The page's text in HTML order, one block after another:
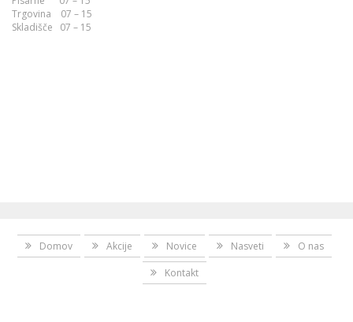
Trgovina 07 – 15
Skladišče 07 – 15
Domov Akcije Novice Nasveti
O nas
Kontakt